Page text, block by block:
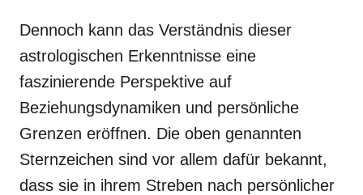
Dennoch kann das Verständnis dieser
astrologischen Erkenntnisse eine
faszinierende Perspektive auf
Beziehungsdynamiken und persönliche
Grenzen eröffnen. Die oben genannten
Sternzeichen sind vor allem dafür bekannt,
dass sie in ihrem Streben nach persönlicher